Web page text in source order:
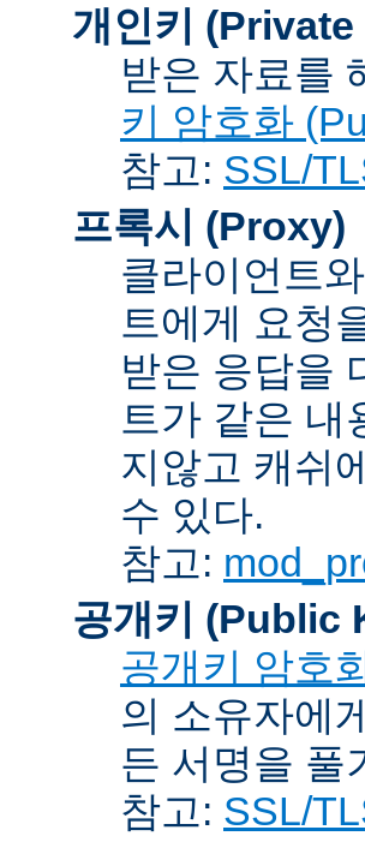
개인키
받은 자료를
키 암호화
참고: SSL/
프록시 (Proxy)
클라이언트와
트에게 요청
받은 응답을
트가 같은 내
지않고 캐쉬
수 있다.
참고:
공개키 (Public
공개키 암호
의 소유자에
든 서명을 풀
참고: SSL/